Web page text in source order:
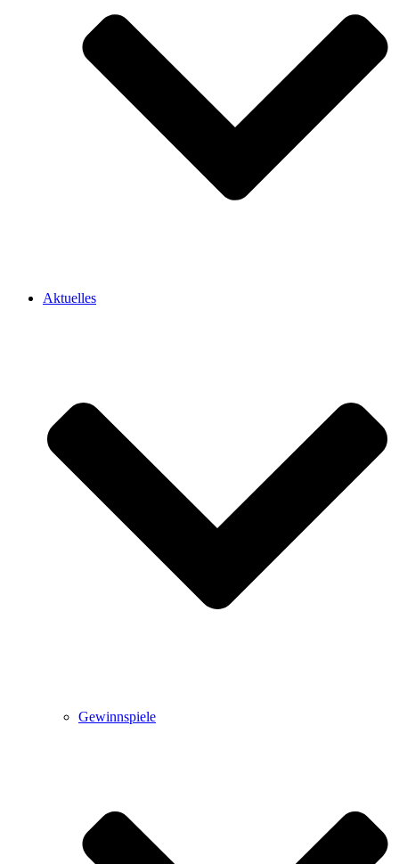
Aktuelles
Gewinnspiele